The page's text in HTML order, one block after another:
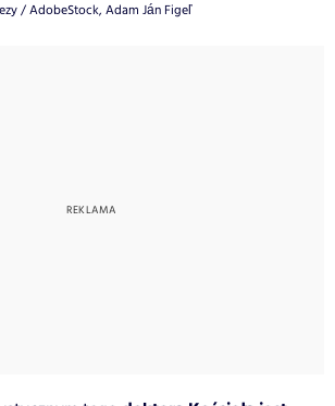
/ AdobeStock, Adam Ján Figeľ